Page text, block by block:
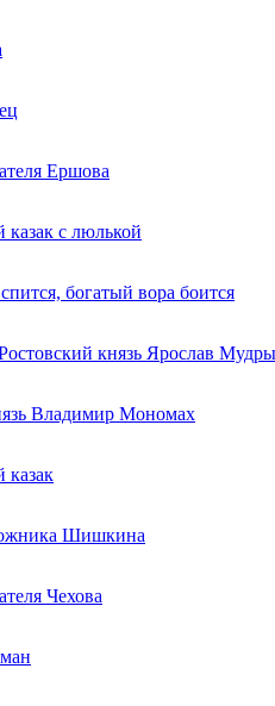
Ершова
казак с люлькой
богатый вора боится
князь Ярослав
Владимир Мономах
казак
Шишкина
Чехова